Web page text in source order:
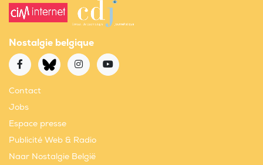
Nostalgie belgique
Contact
Jobs
Espace presse
Publicité Web & Radio
Naar Nostalgie België